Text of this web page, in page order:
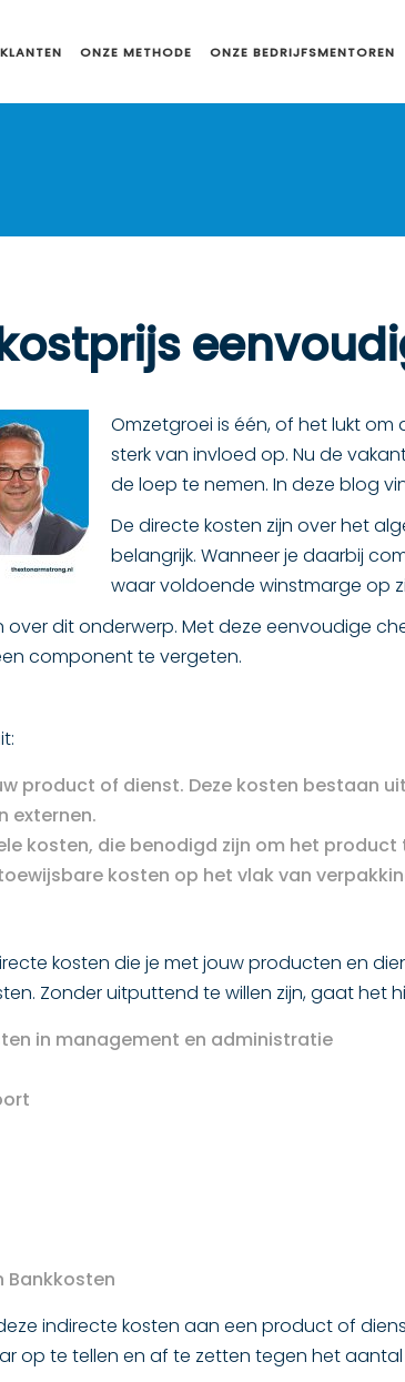
ONZE METHODE ONZE BEDRIJFSMENTOREN
Omzetgroei is één, of het lukt om
sterk van invloed op. Nu de
de loep te nemen. In deze blog
De directe kosten zijn over het
belangrijk. Wanneer je daarbij
waar voldoende winstmarge op
over dit onderwerp. Met deze eenvoudige
component te vergeten.
product of dienst. Deze kosten bestaan
externen.
kosten, die benodigd zijn om het
kosten op het vlak van
kosten die je met jouw producten en
Zonder uitputtend te willen zijn, gaat het
in management en administratie
indirecte kosten aan een product of
op te tellen en af te zetten tegen het